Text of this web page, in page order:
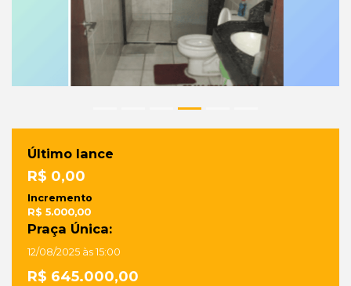
Último lance
R$ 0,00
Incremento
R$ 5.000,00
Praça Única:
12/08/2025 às 15:00
R$ 645.000,00